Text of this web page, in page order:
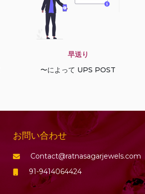
早送り
〜によって UPS POST
お問い合わせ
Contact@ratnasagarjewels.com
91-9414064424